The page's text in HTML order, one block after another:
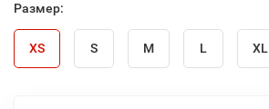
Размер:
XS S M L XL